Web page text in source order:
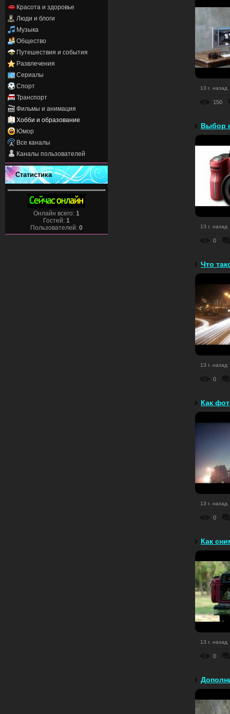
Красота и здоровье
Люди и блоги
Музыка
Общество
Путешествия и события
Развлечения
Сериалы
Спорт
Транспорт
Фильмы и анимация
Хобби и образование
Юмор
Все каналы
Каналы пользователей
Статистика
Онлайн всего: 1
Гостей: 1
Пользователей: 0
13 г. назад
150
Выбор
13 г. назад
0
Что
13 г. назад
0
13 г. назад
0
Как
13 г. назад
0